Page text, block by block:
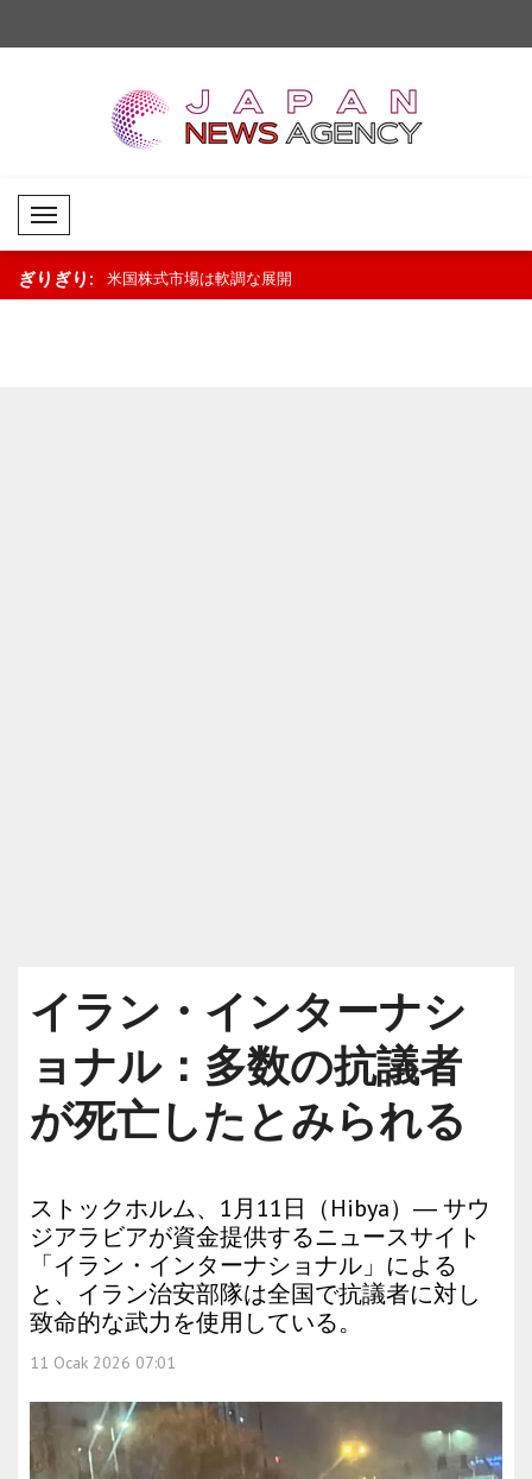
Mobil Menü
ぎりぎり:
の展開.. 米国株式市場は軟調な展開
イラン・インターナシ
ョナル：多数の抗議者
が死亡したとみられる
ストックホルム、1月11日（Hibya）― サウ
ジアラビアが資金提供するニュースサイト
「イラン・インターナショナル」による
と、イラン治安部隊は全国で抗議者に対し
致命的な武力を使用している。
11 Ocak 2026 07:01